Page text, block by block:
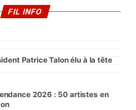
FIL INFO
Patrice Talon élu à la tête
2026 : 50 artistes en